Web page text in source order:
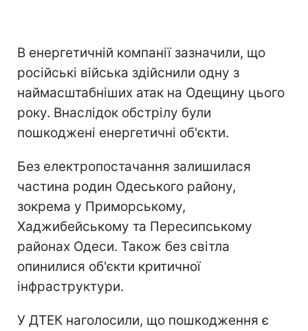
В енергетичній компанії зазначили, що
російські війська здійснили одну з
наймасштабніших атак на Одещину цього
року. Внаслідок обстрілу були
пошкоджені енергетичні об'єкти.
Без електропостачання залишилася
частина родин Одеського району,
зокрема у Приморському,
Хаджибейському та Пересипському
районах Одеси. Також без світла
опинилися об'єкти критичної
інфраструктури.
У ДТЕК наголосили, що пошкодження є